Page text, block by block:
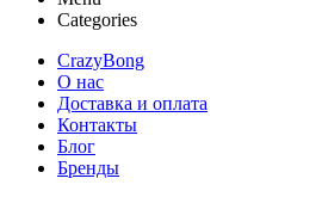
Categories
CrazyBong
О нас
Доставка и оплата
Контакты
Блог
Бренды